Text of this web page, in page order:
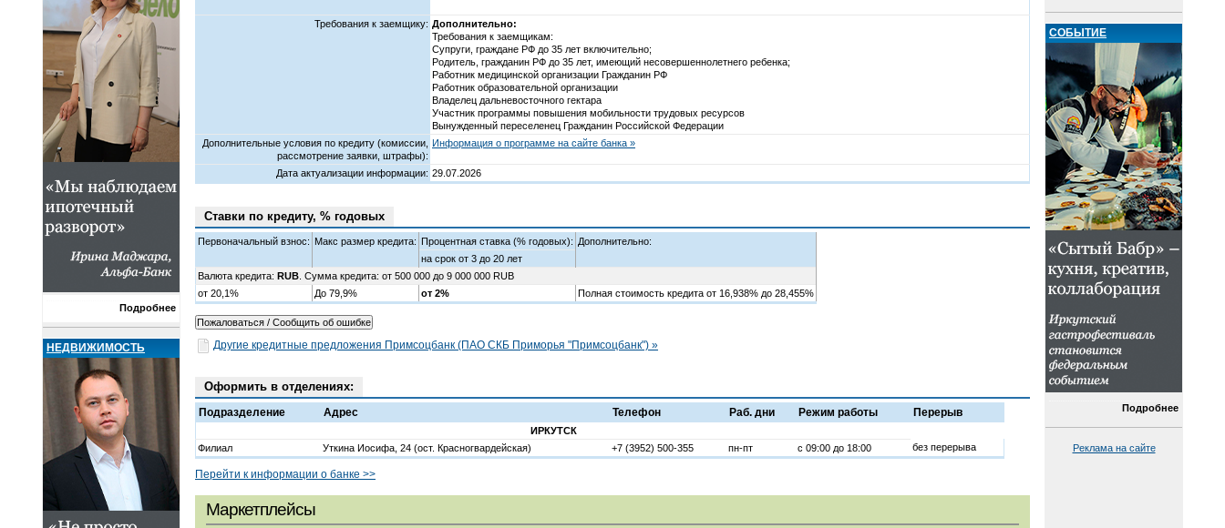
Подробнее
НЕДВИЖИМОСТЬ
Требования к заемщику: Дополнительно:
Требования к заемщикам:
Супруги, граждане РФ до 35 лет включительно;
Родитель, гражданин РФ до 35 лет, имеющий несовершеннолетнего ребенка;
Работник медицинской организации Гражданин РФ
Работник образовательной организации
Владелец дальневосточного гектара
Участник программы повышения мобильности трудовых ресурсов
Вынужденный переселенец Гражданин Российской Федерации
Дополнительные условия по кредиту (комиссии,
рассмотрение заявки, штрафы):
Информация о программе на сайте банка »
Дата актуализации информации: 29.07.2026
Ставки по кредиту, % годовых
Первоначальный взнос: Макс размер кредита: Процентная ставка (% годовых): Дополнительно:
на срок от 3 до 20 лет
Валюта кредита: RUB . Сумма кредита: от 500 000 до 9 000 000 RUB
от 20,1%
До 79,9% от 2% Полная стоимость кредита от 16,938% до 28,455%
Другие кредитные предложения Примсоцбанк (ПАО СКБ Приморья "Примсоцбанк") »
Оформить в отделениях:
Подразделение Адрес Телефон Раб. дни Режим работы Перерыв
ИРКУТСК
Филиал
Уткина Иосифа, 24 (ост. Красногвардейская) +7 (3952) 500-355 пн-пт с 09:00 до 18:00 без перерыва
Перейти к информации о банке >>
Маркетплейсы
СОБЫТИЕ
Подробнее
Реклама на сайте